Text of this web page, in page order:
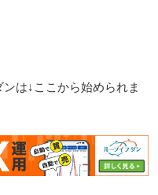
は↓ここから始められま